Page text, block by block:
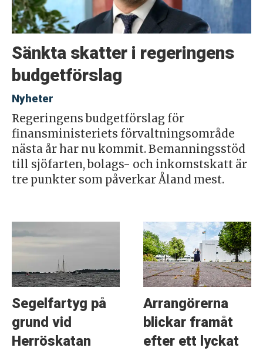
Sänkta skatter i regeringens
budgetförslag
Nyheter
Regeringens budgetförslag för
finansministeriets förvaltningsområde
nästa år har nu kommit. Bemanningsstöd
till sjöfarten, bolags- och inkomstskatt är
tre punkter som påverkar Åland mest.
Segelfartyg på
grund vid
Herröskatan
Arrangörerna
blickar framåt
efter ett lyckat